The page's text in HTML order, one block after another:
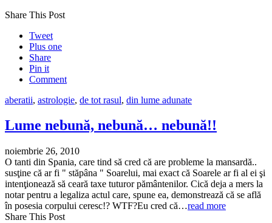
Share This Post
Tweet
Plus one
Share
Pin it
Comment
aberatii, astrologie, de tot rasul, din lume adunate
Lume nebună, nebună… nebună!!
noiembrie 26, 2010
O tanti din Spania, care tind să cred că are probleme la mansardă..
susţine că ar fi " stăpâna " Soarelui, mai exact că Soarele ar fi al ei şi
intenţionează să ceară taxe tuturor pământenilor. Cică deja a mers la
notar pentru a legaliza actul care, spune ea, demonstrează că se află
în posesia corpului ceresc!? WTF?Eu cred că…read more
Share This Post